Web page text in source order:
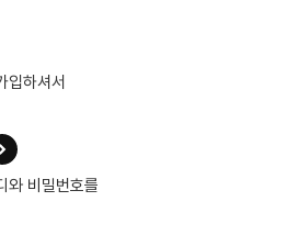
입하셔서
와 비밀번호를